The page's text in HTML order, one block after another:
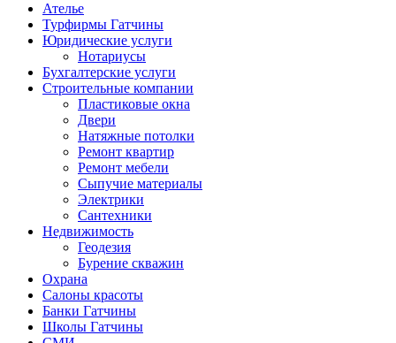
Ателье
Турфирмы Гатчины
Юридические услуги
Нотариусы
Бухгалтерские услуги
Строительные компании
Пластиковые окна
Двери
Натяжные потолки
Ремонт квартир
Ремонт мебели
Сыпучие материалы
Электрики
Сантехники
Недвижимость
Геодезия
Бурение скважин
Охрана
Салоны красоты
Банки Гатчины
Школы Гатчины